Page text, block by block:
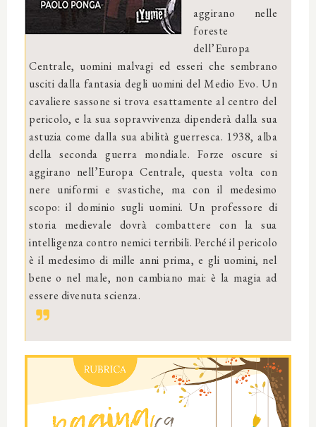
aggirano nelle
foreste
dell’Europa
Centrale, uomini malvagi ed esseri che sembrano
usciti dalla fantasia degli uomini del Medio Evo. Un
cavaliere sassone si trova esattamente al centro del
pericolo, e la sua sopravvivenza dipenderà dalla sua
astuzia come dalla sua abilità guerresca. 1938, alba
della seconda guerra mondiale. Forze oscure si
aggirano nell’Europa Centrale, questa volta con
nere uniformi e svastiche, ma con il medesimo
scopo: il dominio sugli uomini. Un professore di
storia medievale dovrà combattere con la sua
intelligenza contro nemici terribili. Perché il pericolo
è il medesimo di mille anni prima, e gli uomini, nel
bene o nel male, non cambiano mai: è la magia ad
essere divenuta scienza.